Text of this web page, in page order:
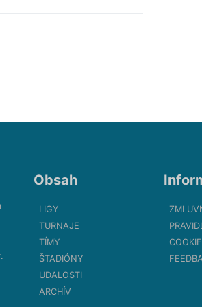
Obsah
LIGY
TURNAJE
TÍMY
ŠTADIÓNY
UDALOSTI
ARCHÍV